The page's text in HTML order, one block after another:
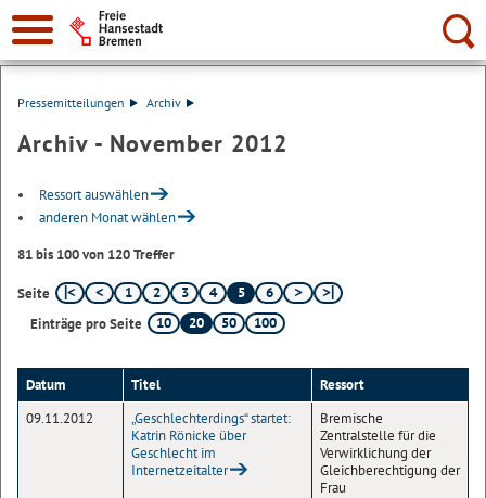
Suche:
Pressemitteilungen Archiv
Archiv - November 2012
Ressort auswählen
anderen Monat wählen
81 bis 100 von 120 Treffer
Seite 1 2 3 4 5
6
Einträge pro Seite
10 20 50 100
Datum Titel
Ressort
09.11.2012
„Geschlechterdings“ startet:
Katrin Rönicke über
Geschlecht im
Internetzeitalter
Bremische
Zentralstelle für die
Verwirklichung der
Gleichberechtigung der
Frau